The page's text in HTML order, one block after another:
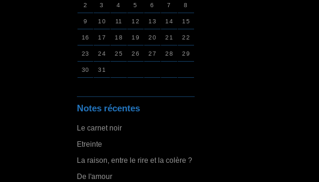
2 3 4 5 6 7 8
9 10 11 12 13 14 15
16 17 18 19 20 21 22
23 24 25 26 27 28 29
30 31
Notes récentes
Le carnet noir
Etreinte
La raison, entre le rire et la colère ?
De l'amour